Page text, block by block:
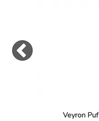
Veyron Puf